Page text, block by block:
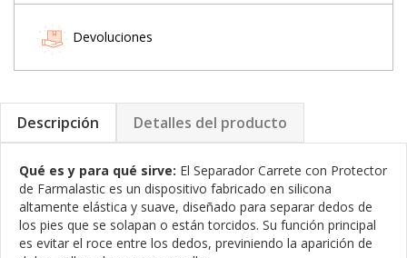
Devoluciones
Descripción Detalles del producto
Qué es y para qué sirve: El Separador Carrete con Protector
de Farmalastic es un dispositivo fabricado en silicona
altamente elástica y suave, diseñado para separar dedos de
los pies que se solapan o están torcidos. Su función principal
es evitar el roce entre los dedos, previniendo la aparición de